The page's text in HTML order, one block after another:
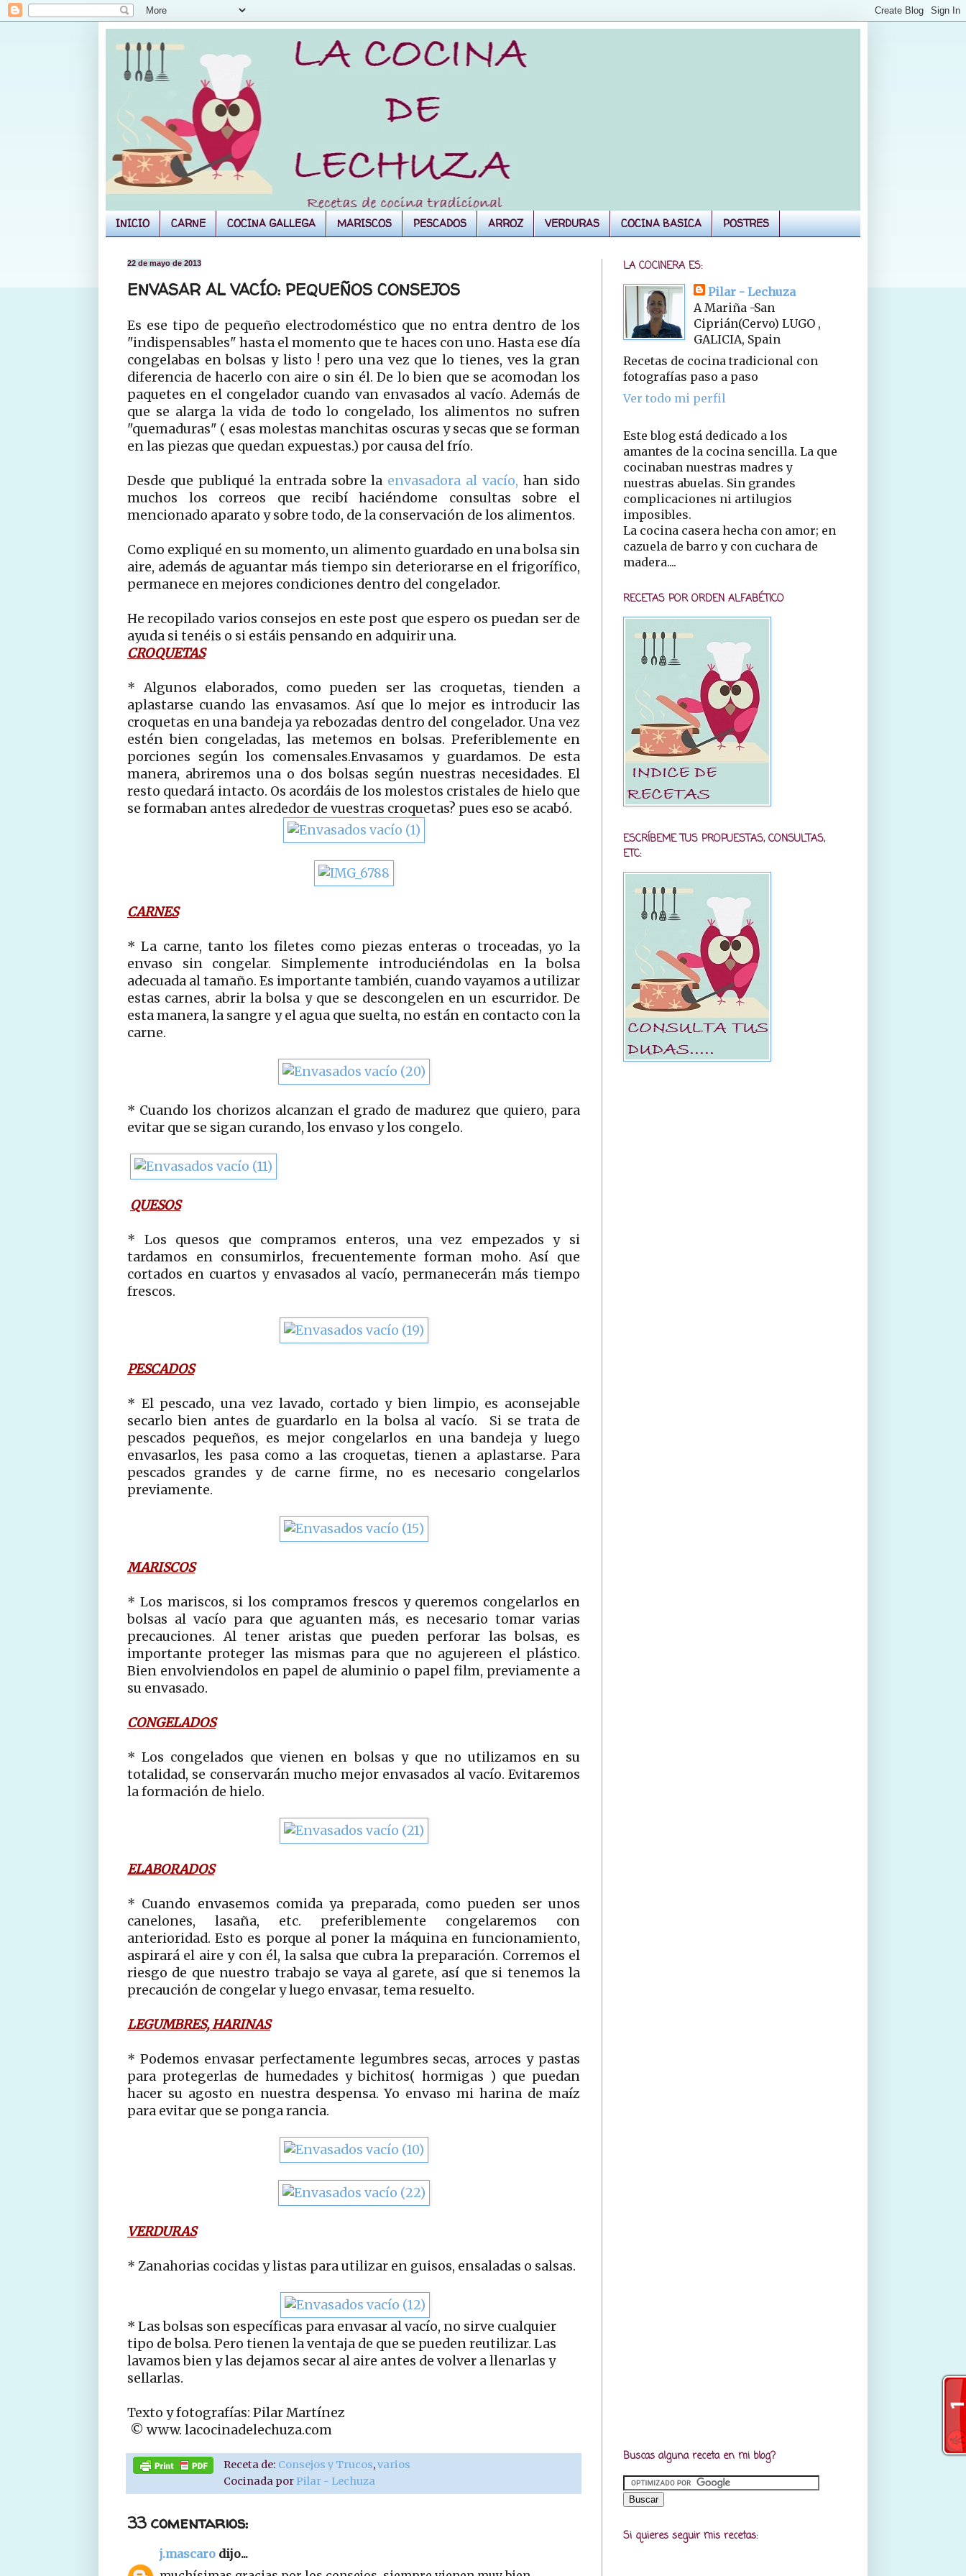
INICIO CARNE COCINA GALLEGA MARISCOS PESCADOS ARROZ VERDURAS COCINA BASICA POSTRES
22 de mayo de 2013
ENVASAR AL VACÍO: PEQUEÑOS CONSEJOS
Es ese tipo de pequeño electrodoméstico que no entra dentro de los
"indispensables" hasta el momento que te haces con uno. Hasta ese día
congelabas en bolsas y listo ! pero una vez que lo tienes, ves la gran
diferencia de hacerlo con aire o sin él. De lo bien que se acomodan los
paquetes en el congelador cuando van envasados al vacío. Además de
que se alarga la vida de todo lo congelado, los alimentos no sufren
"quemaduras" ( esas molestas manchitas oscuras y secas que se forman
en las piezas que quedan expuestas.) por causa del frío.
Desde que publiqué la entrada sobre la envasadora al vacío, han sido
muchos los correos que recibí haciéndome consultas sobre el
mencionado aparato y sobre todo, de la conservación de los alimentos.
Como expliqué en su momento, un alimento guardado en una bolsa sin
aire, además de aguantar más tiempo sin deteriorarse en el frigorífico,
permanece en mejores condiciones dentro del congelador.
He recopilado varios consejos en este post que espero os puedan ser de
ayuda si tenéis o si estáis pensando en adquirir una.
CROQUETAS
* Algunos elaborados, como pueden ser las croquetas, tienden a
aplastarse cuando las envasamos. Así que lo mejor es introducir las
croquetas en una bandeja ya rebozadas dentro del congelador. Una vez
estén bien congeladas, las metemos en bolsas. Preferiblemente en
porciones según los comensales.Envasamos y guardamos. De esta
manera, abriremos una o dos bolsas según nuestras necesidades. El
resto quedará intacto. Os acordáis de los molestos cristales de hielo que
se formaban antes alrededor de vuestras croquetas? pues eso se acabó.
CARNES
* La carne, tanto los filetes como piezas enteras o troceadas, yo la
envaso sin congelar. Simplemente introduciéndolas en la bolsa
adecuada al tamaño. Es importante también, cuando vayamos a utilizar
estas carnes, abrir la bolsa y que se descongelen en un escurridor. De
esta manera, la sangre y el agua que suelta, no están en contacto con la
carne.
* Cuando los chorizos alcanzan el grado de madurez que quiero, para
evitar que se sigan curando, los envaso y los congelo.
QUESOS
* Los quesos que compramos enteros, una vez empezados y si
tardamos en consumirlos, frecuentemente forman moho. Así que
cortados en cuartos y envasados al vacío, permanecerán más tiempo
frescos.
PESCADOS
* El pescado, una vez lavado, cortado y bien limpio, es aconsejable
secarlo bien antes de guardarlo en la bolsa al vacío. Si se trata de
pescados pequeños, es mejor congelarlos en una bandeja y luego
envasarlos, les pasa como a las croquetas, tienen a aplastarse. Para
pescados grandes y de carne firme, no es necesario congelarlos
previamente.
MARISCOS
* Los mariscos, si los compramos frescos y queremos congelarlos en
bolsas al vacío para que aguanten más, es necesario tomar varias
precauciones. Al tener aristas que pueden perforar las bolsas, es
importante proteger las mismas para que no agujereen el plástico.
Bien envolviendolos en papel de aluminio o papel film, previamente a
su envasado.
CONGELADOS
* Los congelados que vienen en bolsas y que no utilizamos en su
totalidad, se conservarán mucho mejor envasados al vacío. Evitaremos
la formación de hielo.
ELABORADOS
* Cuando envasemos comida ya preparada, como pueden ser unos
canelones, lasaña, etc. preferiblemente congelaremos con
anterioridad. Esto es porque al poner la máquina en funcionamiento,
aspirará el aire y con él, la salsa que cubra la preparación. Corremos el
riesgo de que nuestro trabajo se vaya al garete, así que si tenemos la
precaución de congelar y luego envasar, tema resuelto.
LEGUMBRES, HARINAS
* Podemos envasar perfectamente legumbres secas, arroces y pastas
para protegerlas de humedades y bichitos( hormigas ) que puedan
hacer su agosto en nuestra despensa. Yo envaso mi harina de maíz
para evitar que se ponga rancia.
VERDURAS
* Zanahorias cocidas y listas para utilizar en guisos, ensaladas o salsas.
* Las bolsas son específicas para envasar al vacío, no sirve cualquier
tipo de bolsa. Pero tienen la ventaja de que se pueden reutilizar. Las
lavamos bien y las dejamos secar al aire antes de volver a llenarlas y
sellarlas.
Texto y fotografías: Pilar Martínez
© www. lacocinadelechuza.com
Receta de: Consejos y Trucos,varios
Cocinada por Pilar - Lechuza
33 comentarios:
j.mascaro dijo...
LA COCINERA ES:
Pilar - Lechuza
A Mariña -San
Ciprián(Cervo) LUGO ,
GALICIA, Spain
Recetas de cocina tradicional con
fotografías paso a paso
Ver todo mi perfil
Este blog está dedicado a los
amantes de la cocina sencilla. La que
cocinaban nuestras madres y
nuestras abuelas. Sin grandes
complicaciones ni artilugios
imposibles.
La cocina casera hecha con amor; en
cazuela de barro y con cuchara de
madera....
RECETAS POR ORDEN ALFABÉTICO
ESCRÍBEME TUS PROPUESTAS, CONSULTAS,
ETC:
Buscas alguna receta en mi blog?
Si quieres seguir mis recetas: